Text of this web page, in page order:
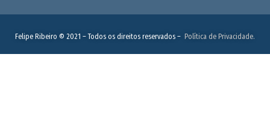
Felipe Ribeiro © 2021 – Todos os direitos reservados – Política de Privacidade.